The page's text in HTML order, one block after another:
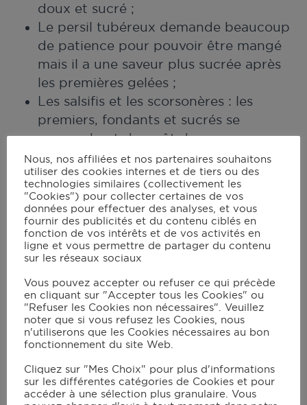
doux et sucré ;
Le persil tubéreux demande beaucoup
de patience pour pouvoir être mangé
mais il a une saveur plus sucrée après
les premières gelées ;
Les salsifis et les scorsonères : les
premiers, fondants et sucrés se
rapprochent du goût du cœur
d’artichaut, le second est plus raffiné
au palais ;
Le rutabaga a mauvaise réputation
depuis la seconde guerre mondiale car
il était présent en grande quantité, et la
population s’en est lassée. Pourtant, il
dans les potées et autres plats cuisinés
;
Le raifort s’utilise beaucoup pour sa
racine fraiche râpée qui peut remplacer
Le topinambour a un goût se
rapprochant du cœur d’artichaut.
Nous, nos affiliées et nos partenaires souhaitons
utiliser des cookies internes et de tiers ou des
technologies similaires (collectivement les
"Cookies") pour collecter certaines de vos
données pour effectuer des analyses, et vous
fournir des publicités et du contenu ciblés en
fonction de vos intérêts et de vos activités en
ligne et vous permettre de partager du contenu
sur les réseaux sociaux
Vous pouvez accepter ou refuser ce qui précède
en cliquant sur "Accepter tous les Cookies" ou
"Refuser les Cookies non nécessaires". Veuillez
noter que si vous refusez les Cookies, nous
n'utiliserons que les Cookies nécessaires au bon
fonctionnement du site Web.
Cliquez sur "Mes Choix" pour plus d'informations
sur les différentes catégories de Cookies et pour
accéder à une sélection plus granulaire. Vous